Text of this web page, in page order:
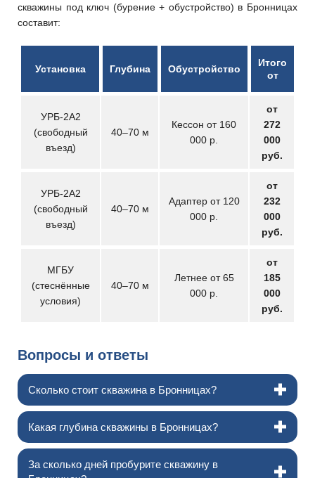
скважины под ключ (бурение + обустройство) в Бронницах
составит:
Установка Глубина Обустройство
Итого
от
УРБ-2А2
(свободный
въезд)
40–70 м
Кессон от 160
000 р.
от
272
000
руб.
УРБ-2А2
(свободный
въезд)
40–70 м
Адаптер от 120
000 р.
от
232
000
руб.
МГБУ
(стеснённые
условия)
40–70 м
Летнее от 65
000 р.
от
185
000
руб.
Вопросы и ответы
Сколько стоит скважина в Бронницах?
Какая глубина скважины в Бронницах?
За сколько дней пробурите скважину в